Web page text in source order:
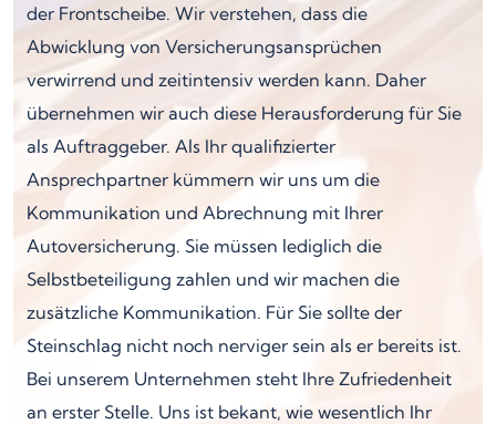
der Frontscheibe. Wir verstehen, dass die
Abwicklung von Versicherungsansprüchen
verwirrend und zeitintensiv werden kann. Daher
übernehmen wir auch diese Herausforderung für Sie
als Auftraggeber. Als Ihr qualifizierter
Ansprechpartner kümmern wir uns um die
Kommunikation und Abrechnung mit Ihrer
Autoversicherung. Sie müssen lediglich die
Selbstbeteiligung zahlen und wir machen die
zusätzliche Kommunikation. Für Sie sollte der
Steinschlag nicht noch nerviger sein als er bereits ist.
Bei unserem Unternehmen steht Ihre Zufriedenheit
an erster Stelle. Uns ist bekant, wie wesentlich Ihr